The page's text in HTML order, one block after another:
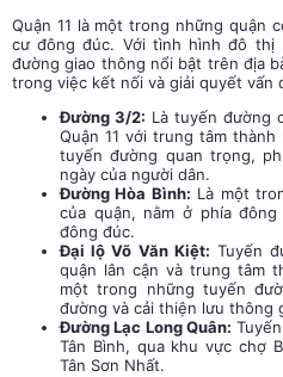
Quận 11 là một trong những quận
cư đông đúc. Với tình hình đô thị
đường giao thông nổi bật trên địa
trong việc kết nối và giải quyết vấn
Đường 3/2: Là tuyến đường
Quận 11 với trung tâm
tuyến đường quan trọng,
ngày của người dân.
Đường Hòa Bình: Là một
của quận, nằm ở phía
đông đúc.
Đại lộ Võ Văn Kiệt: Tuyến
quận lân cận và trung tâm
một trong những tuyến
đường và cải thiện lưu thông
Đường Lạc Long Quân:
Tân Bình, qua khu vực chợ
Tân Sơn Nhất.